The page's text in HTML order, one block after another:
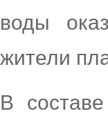
воды
жители
В